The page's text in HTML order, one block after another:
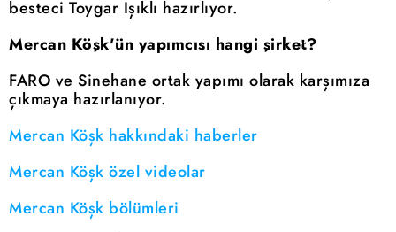
besteci Toygar Işıklı hazırlıyor.
Mercan Köşk'ün yapımcısı hangi şirket?
FARO ve Sinehane ortak yapımı olarak karşımıza
çıkmaya hazırlanıyor.
Mercan Köşk hakkındaki haberler
Mercan Köşk özel videolar
Mercan Köşk bölümleri